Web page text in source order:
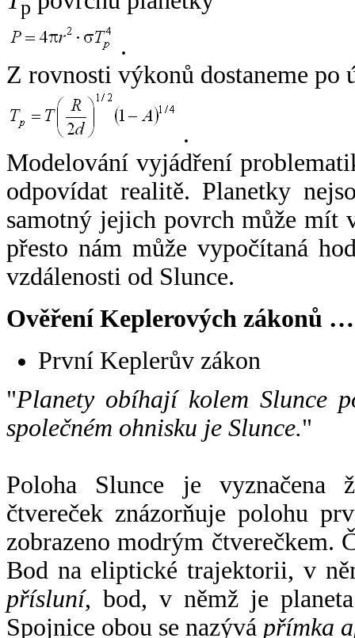
p
.
Z rovnosti výkonů dostaneme po
.
Modelování vyjádření
odpovídat realitě. Planetky
samotný jejich povrch může mít
přesto nám může vypočítaná
vzdálenosti od Slunce.
Ověření Keplerových zákonů …
První Keplerův zákon
"Planety obíhají kolem Slunce
společném ohnisku je Slunce."
Poloha Slunce je vyznačena
čtvereček znázorňuje polohu
zobrazeno modrým čtverečkem.
Bod na eliptické trajektorii, v
přísluní, bod, v němž je
Spojnice obou se nazývá přímka